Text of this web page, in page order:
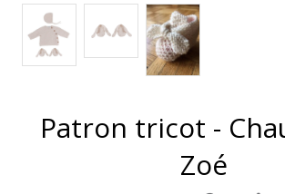
Patron tricot -
Zoé